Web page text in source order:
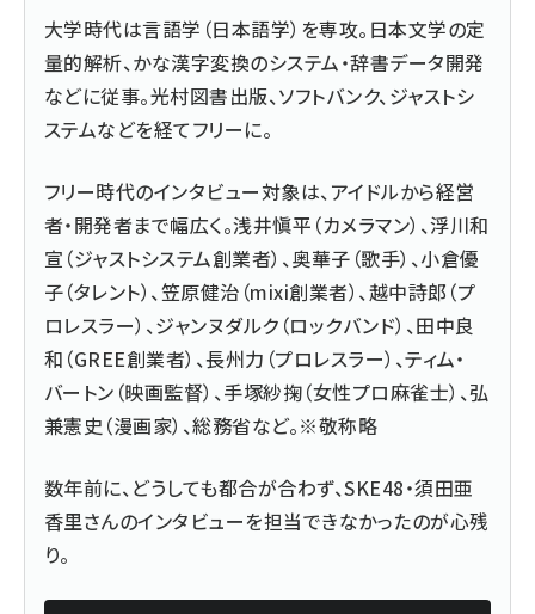
大学時代は言語学（日本語学）を専攻。日本文学の定
量的解析、かな漢字変換のシステム・辞書データ開発
などに従事。光村図書出版、ソフトバンク、ジャストシ
ステムなどを経てフリーに。
フリー時代のインタビュー対象は、アイドルから経営
者・開発者まで幅広く。浅井愼平（カメラマン）、浮川和
宣（ジャストシステム創業者）、奥華子（歌手）、小倉優
子（タレント）、笠原健治（mixi創業者）、越中詩郎（プ
ロレスラー）、ジャンヌダルク（ロックバンド）、田中良
和（GREE創業者）、長州力（プロレスラー）、ティム・
バートン（映画監督）、手塚紗掬（女性プロ麻雀士）、弘
兼憲史（漫画家）、総務省など。※敬称略
数年前に、どうしても都合が合わず、SKE48・須田亜
香里さんのインタビューを担当できなかったのが心残
り。